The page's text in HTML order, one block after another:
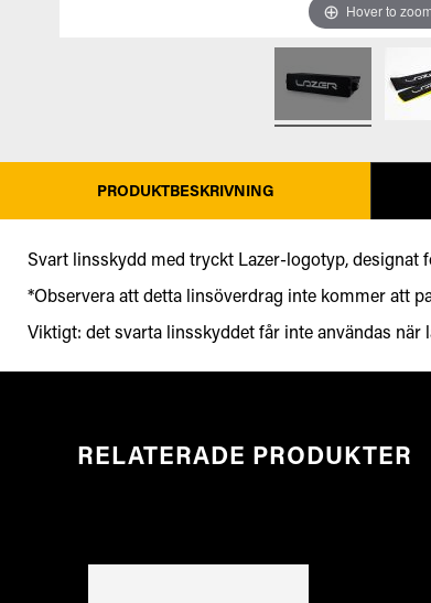
Hover to zoom
PRODUKTBESKRIVNING
Svart linsskydd med tryckt Lazer-logotyp, designat
*Observera att detta linsöverdrag inte kommer att
Viktigt: det svarta linsskyddet får inte användas när
RELATERADE PRODUKTER